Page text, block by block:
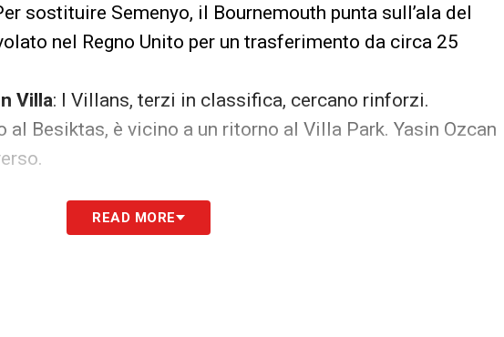
sostituire Semenyo, il Bournemouth punta sull’ala del
nel Regno Unito per un trasferimento da circa 25
Villa: I Villans, terzi in classifica, cercano rinforzi.
al Besiktas, è vicino a un ritorno al Villa Park. Yasin Ozcan
Il Manchester United potrebbe cedere in prestito il giovane
READ MORE